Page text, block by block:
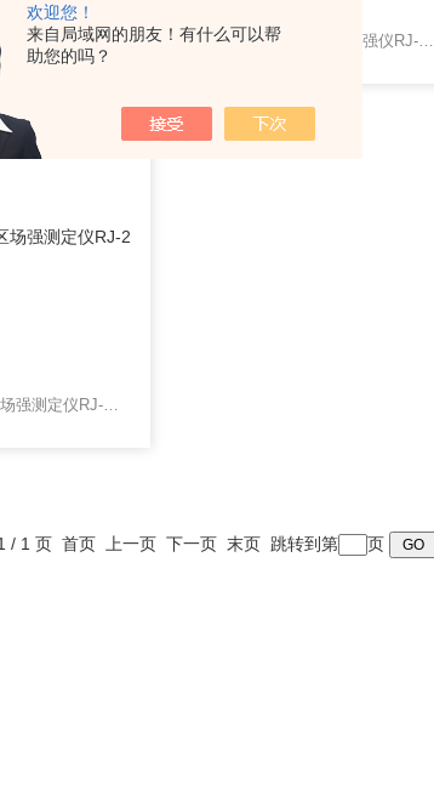
欢迎您！
来自局域网的朋友！有什么可以帮
助您的吗？
美国HoladayHI-3604电场检测仪 规格尺寸 数字高频电磁场近区场强仪RJ-2A择优推荐
高频电磁场近区场强测定仪RJ-2 多重优惠
/ 1 页 首页 上一页 下一页 末页 跳转到第 页